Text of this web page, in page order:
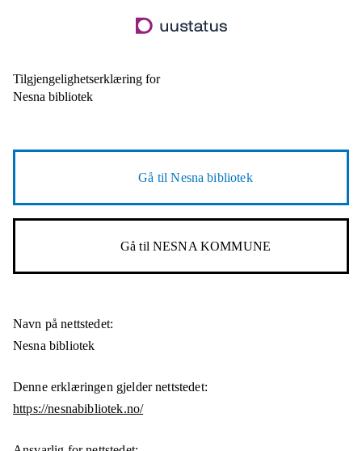
til
Tilgjengelighetserklæring for
Nesna bibliotek
Gå tilNesna bibliotek
Gå tilNESNA KOMMUNE
Navn på nettstedet:
Nesna bibliotek
Denne erklæringen gjelder nettstedet:
https://nesnabibliotek.no/